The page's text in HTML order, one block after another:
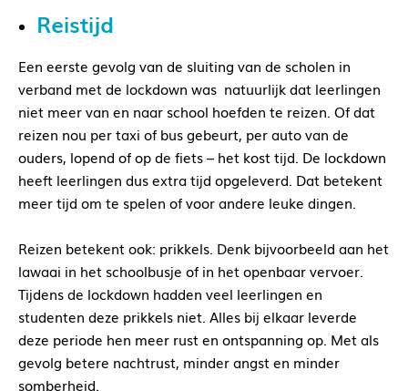
Reistijd
Een eerste gevolg van de sluiting van de scholen in
verband met de lockdown was natuurlijk dat leerlingen
niet meer van en naar school hoefden te reizen. Of dat
reizen nou per taxi of bus gebeurt, per auto van de
ouders, lopend of op de fiets – het kost tijd. De lockdown
heeft leerlingen dus extra tijd opgeleverd. Dat betekent
meer tijd om te spelen of voor andere leuke dingen.
Reizen betekent ook: prikkels. Denk bijvoorbeeld aan het
lawaai in het schoolbusje of in het openbaar vervoer.
Tijdens de lockdown hadden veel leerlingen en
studenten deze prikkels niet. Alles bij elkaar leverde
deze periode hen meer rust en ontspanning op. Met als
gevolg betere nachtrust, minder angst en minder
somberheid.